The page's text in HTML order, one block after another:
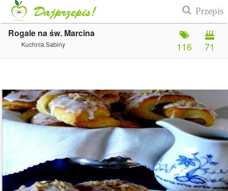
Rogale na św. Marcina
Kuchnia Sabiny 71
116